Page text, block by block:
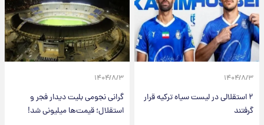
۱۴۰۴/۸/۳
۲ استقلالی در لیست سیاه ترکیه قرار
گرفتند
۱۴۰۴/۸/۳
گرانی نجومی بلیت دیدار فجر و
استقلال؛ قیمت‌ها میلیونی شد!